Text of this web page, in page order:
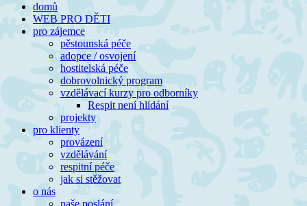
domů
WEB PRO DĚTI
pro zájemce
pěstounská péče
adopce / osvojení
hostitelská péče
dobrovolnický program
vzdělávací kurzy pro odborníky
Respit není hlídání
projekty
pro klienty
provázení
vzdělávání
respitní péče
jak si stěžovat
o nás
naše poslání